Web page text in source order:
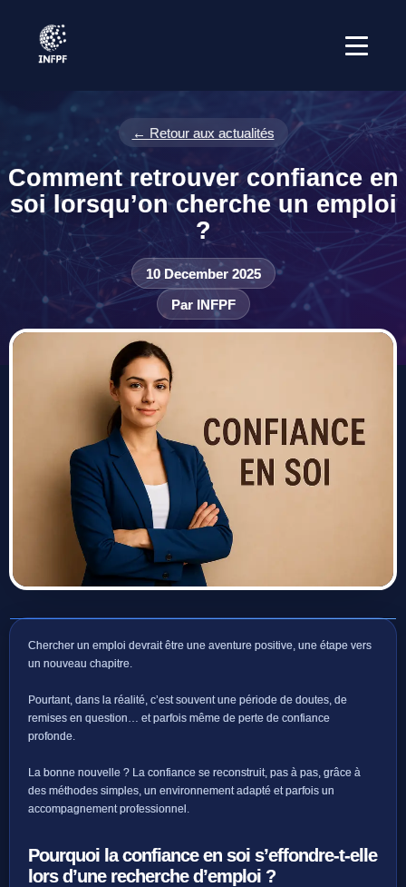
← Retour aux actualités
Comment retrouver confiance en
soi lorsqu’on cherche un emploi
?
10 December 2025
Par INFPF
Chercher un emploi devrait être une aventure positive, une étape vers
un nouveau chapitre.
Pourtant, dans la réalité, c’est souvent une période de doutes, de
remises en question… et parfois même de perte de confiance
profonde.
La bonne nouvelle ? La confiance se reconstruit, pas à pas, grâce à
des méthodes simples, un environnement adapté et parfois un
accompagnement professionnel.
Pourquoi la confiance en soi s’effondre-t-elle
lors d’une recherche d’emploi ?